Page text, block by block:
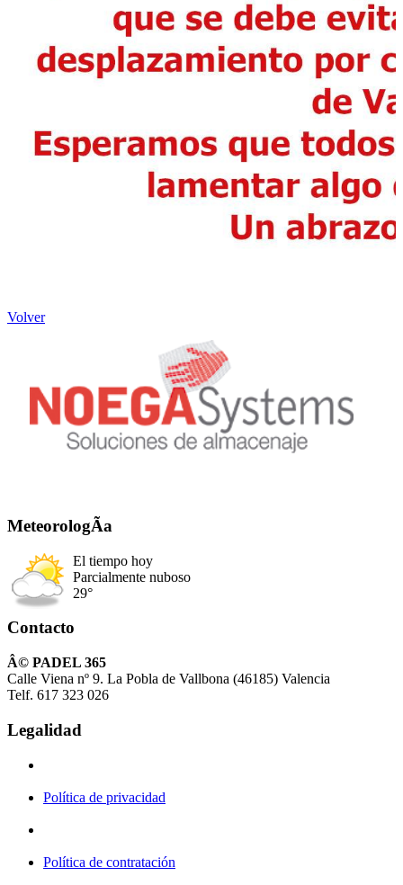
Volver
MeteorologÃ­a
El tiempo hoy
Parcialmente nuboso
29°
Contacto
Â© PADEL 365
Calle Viena nº 9. La Pobla de Vallbona (46185) Valencia
Telf. 617 323 026
Legalidad
Política de privacidad
Política de contratación